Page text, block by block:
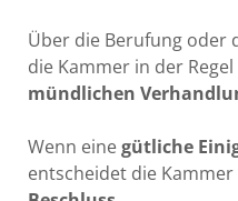
Über die Berufung oder
die Kammer in der
mündlichen
Wenn einegütliche
entscheidet die